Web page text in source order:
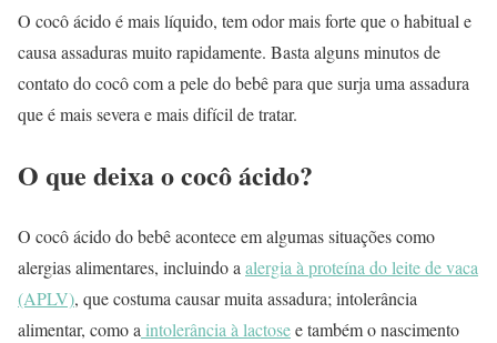
O cocô ácido é mais líquido, tem odor mais forte que o habitual e
causa assaduras muito rapidamente. Basta alguns minutos de
contato do cocô com a pele do bebê para que surja uma assadura
que é mais severa e mais difícil de tratar.
O que deixa o cocô ácido?
O cocô ácido do bebê acontece em algumas situações como
alergias alimentares, incluindo a alergia à proteína do leite de vaca
(APLV), que costuma causar muita assadura; intolerância
alimentar, como a intolerância à lactosee também o nascimento